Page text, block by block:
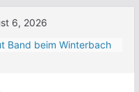
6, 2026
Band beim Winterbach
2026